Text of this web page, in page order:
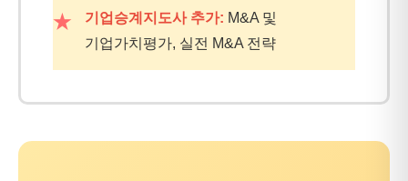
★ 기업승계지도사 추가: M&A 및
기업가치평가, 실전 M&A 전략